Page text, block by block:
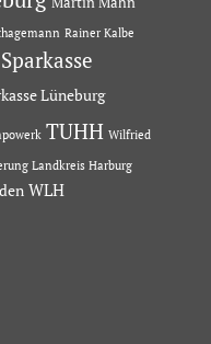
Rainer Kalbe
Sparkasse
Lüneburg
TUHH Wilfried
Landkreis Harburg
WLH